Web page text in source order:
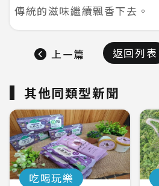
傳統的滋味繼續飄香下去。
上一篇 返回列表
其他同類型新聞
吃喝玩樂